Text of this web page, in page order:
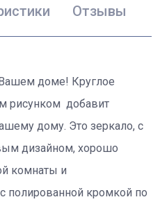
Отзывы
доме! Круглое
рисунком добавит
дому. Это зеркало, с
дизайном, хорошо
комнаты и
полированной кромкой по